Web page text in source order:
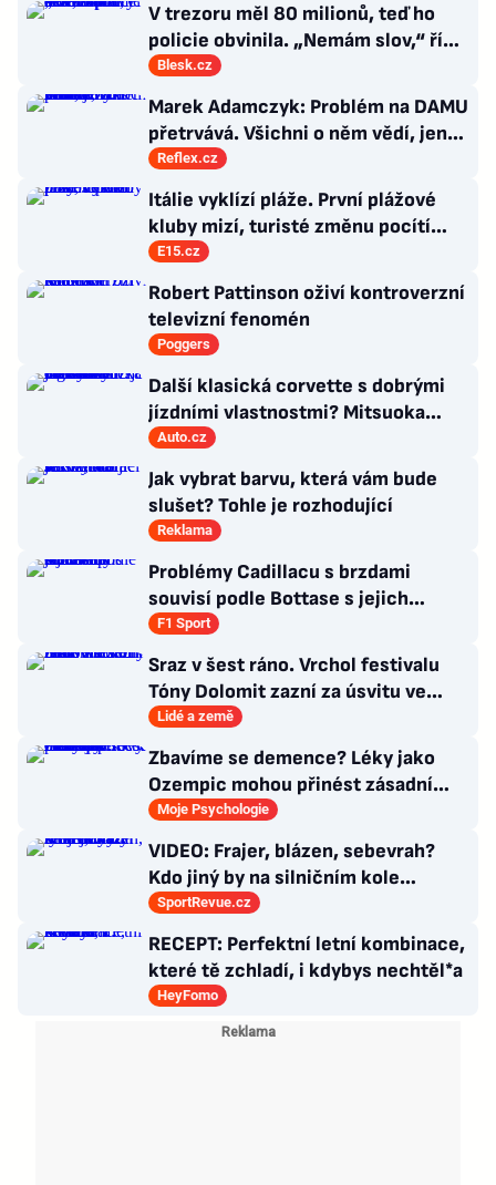
V trezoru měl 80 milionů, teď ho
policie obvinila. „Nemám slov,“ říká
exšéf Správy železnic
Blesk.cz
Marek Adamczyk: Problém na DAMU
přetrvává. Všichni o něm vědí, jen
moc nevědí, co s ním
Reflex.cz
Itálie vyklízí pláže. První plážové
kluby mizí, turisté změnu pocítí
brzy
E15.cz
Robert Pattinson oživí kontroverzní
televizní fenomén
Poggers
Další klasická corvette s dobrými
jízdními vlastnostmi? Mitsuoka
znovu využije legendární MX-5
Auto.cz
Jak vybrat barvu, která vám bude
slušet? Tohle je rozhodující
Reklama
Problémy Cadillacu s brzdami
souvisí podle Bottase s jejich
chlazením
F1 Sport
Sraz v šest ráno. Vrchol festivalu
Tóny Dolomit zazní za úsvitu ve
3000 metrech
Lidé a země
Zbavíme se demence? Léky jako
Ozempic mohou přinést zásadní
průlom v léčbě Alzheimerovy
Moje Psychologie
VIDEO: Frajer, blázen, sebevrah?
Kdo jiný by na silničním kole
dokázal tyhle triky?
SportRevue.cz
RECEPT: Perfektní letní kombinace,
které tě zchladí, i kdybys nechtěl*a
HeyFomo